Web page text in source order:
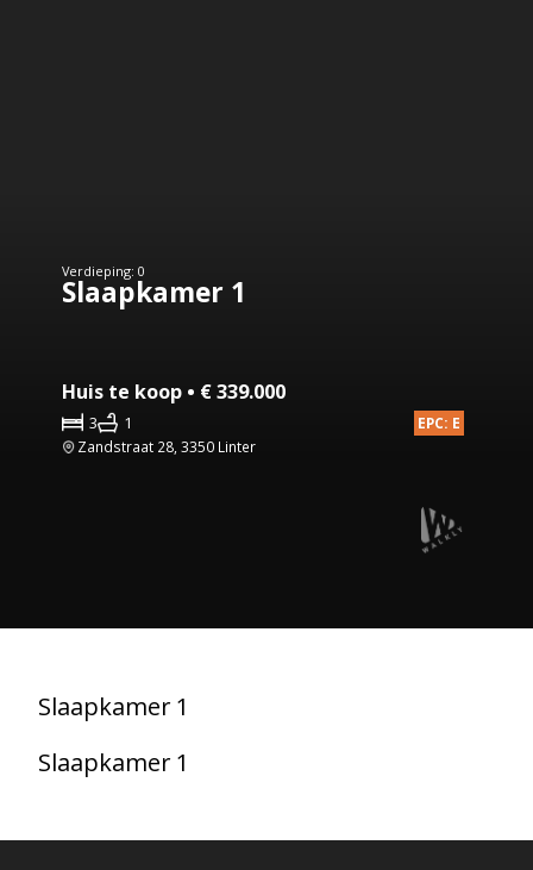
Verdieping: 0
Slaapkamer 1
Huis te koop • € 339.000
3 1
EPC: E
Zandstraat 28, 3350 Linter
Slaapkamer 1
Slaapkamer 1